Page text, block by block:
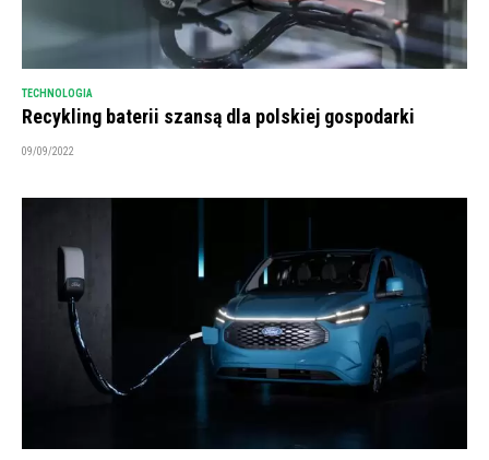
TECHNOLOGIA
Recykling baterii szansą dla polskiej gospodarki
09/09/2022